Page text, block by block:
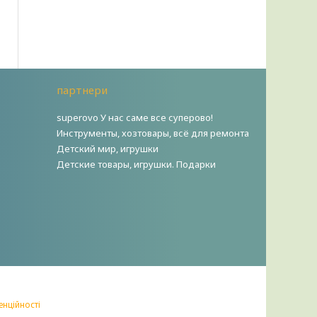
партнери
superovo У нас саме все суперово!
Инструменты, хозтовары, всё для ремонта
Детский мир, игрушки
Детские товары, игрушки. Подарки